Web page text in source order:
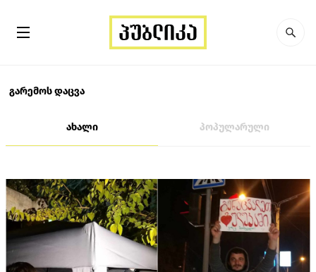
გარემოს დაცვა
ახალი პოპულარული